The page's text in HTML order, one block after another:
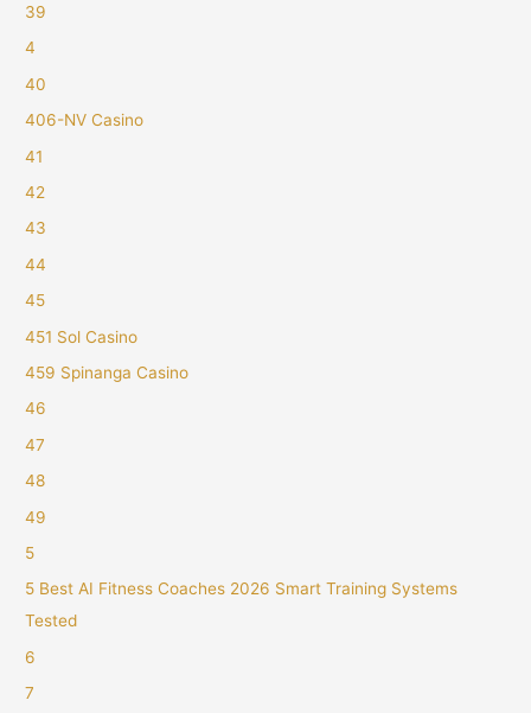
39
4
40
406-NV Casino
41
42
43
44
45
451 Sol Casino
459 Spinanga Casino
46
47
48
49
5
5 Best AI Fitness Coaches 2026 Smart Training Systems
Tested
6
7